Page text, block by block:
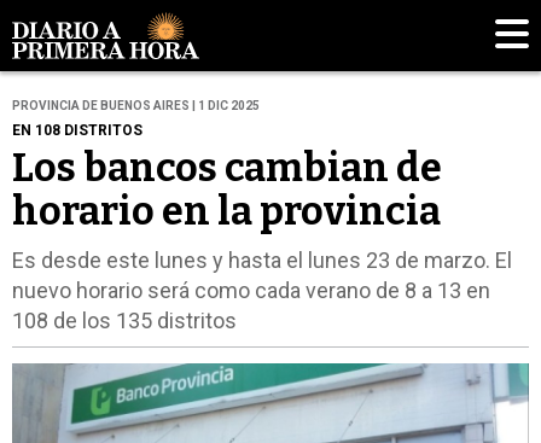
PROVINCIA DE BUENOS AIRES | 1 DIC 2025
EN 108 DISTRITOS
Los bancos cambian de
horario en la provincia
Es desde este lunes y hasta el lunes 23 de marzo. El
nuevo horario será como cada verano de 8 a 13 en
108 de los 135 distritos